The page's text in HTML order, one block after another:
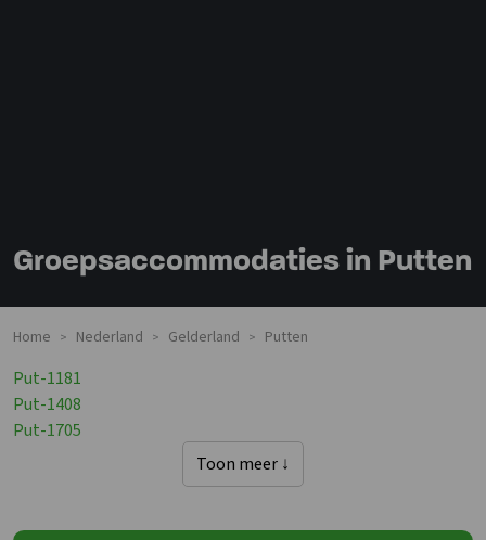
Groepsaccommodaties in Putten
Home > Nederland > Gelderland > Putten
Put-1181
Put-1408
Put-1705
Toon meer ↓